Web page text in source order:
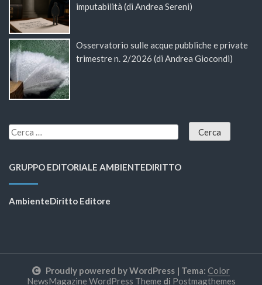
imputabilità (di Andrea Sereni)
Osservatorio sulle acque pubbliche e private
trimestre n. 2/2026 (di Andrea Giocondi)
GRUPPO EDITORIALE AMBIENTEDIRITTO
AmbienteDiritto Editore
Proudly powered by WordPress | Tema: Color
NewsMagazine WordPress Theme di Postmagthemes